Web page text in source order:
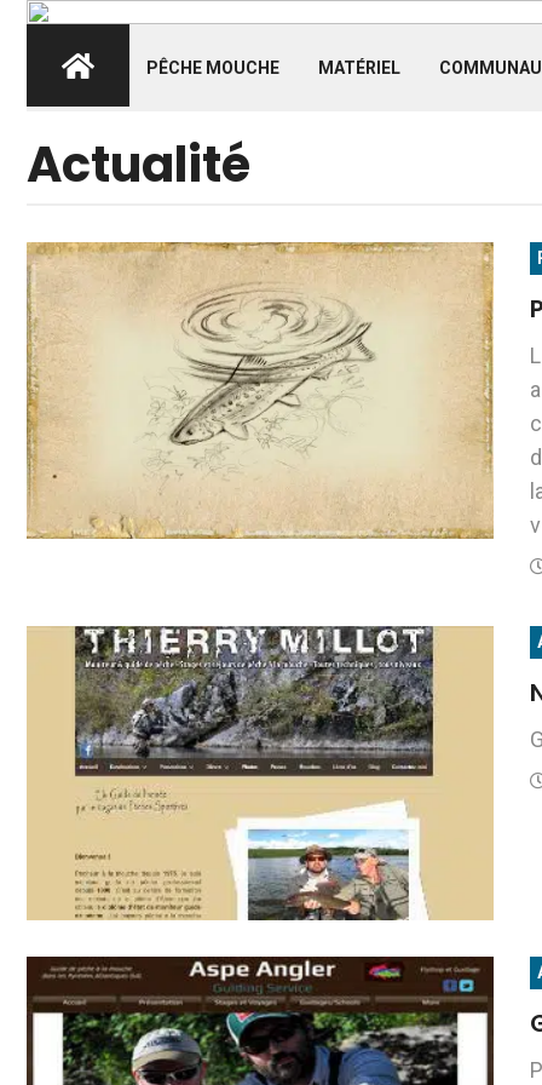
PÊCHE MOUCHE MATÉRIEL
Actualité